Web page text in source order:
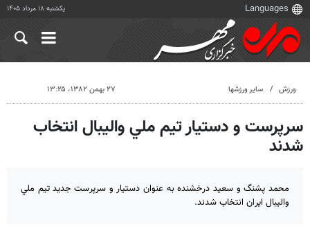
یکشنبه ۱۸ مرداد ۱۴۰۵
ورزش سایر ورزشها ۲۷ بهمن ۱۳۸۲، ۱۳:۲۵
سرپرست و دستيار تيم ملي واليبال انتخاب
شدند
محمد پشنگ و سعيد درخشنده به عنوان دستيار و سرپرست جديد تيم ملي
واليبال ايران انتخاب شدند.